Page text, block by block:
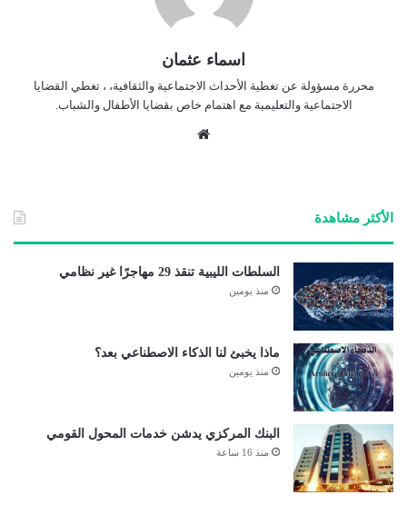
اسماء عثمان
محررة مسؤولة عن تغطية الأحداث الاجتماعية والثقافية، ، تغطي القضايا
الاجتماعية والتعليمية مع اهتمام خاص بقضايا الأطفال والشباب.
الأكثر مشاهدة
السلطات الليبية تنقذ 29 مهاجرًا غير نظامي
منذ يومين
ماذا يخبئ لنا الذكاء الاصطناعي بعد؟
منذ يومين
البنك المركزي يدشن خدمات المحول القومي
منذ 16 ساعة